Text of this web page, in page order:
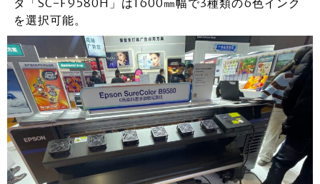
を選択可能。